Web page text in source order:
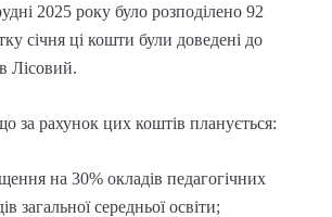
2025 року було розподілено 92
січня ці кошти були доведені до
Лісовий.
за рахунок цих коштів планується:
на 30% окладів педагогічних
загальної середньої освіти;